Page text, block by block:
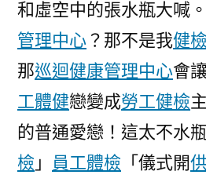
和虛空中的張水瓶大喊
管理中心 ？那不是我健
那巡迴健康管理中心會
工體健戀變成勞工健檢
的普通愛戀！這太不水
檢 」 員工體檢 「儀式開